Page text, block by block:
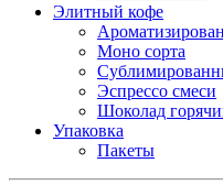
Элитный кофе
Моно сорта
Эспрессо смеси
Шоколад
Упаковка
Пакеты